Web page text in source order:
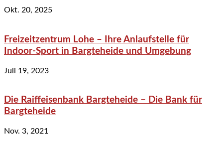
Okt. 20, 2025
Freizeitzentrum Lohe – Ihre Anlaufstelle für
Indoor-Sport in Bargteheide und Umgebung
Juli 19, 2023
Die Raiffeisenbank Bargteheide – Die Bank für
Bargteheide
Nov. 3, 2021